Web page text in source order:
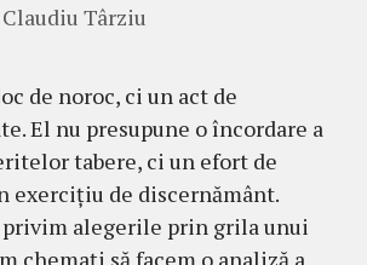
Claudiu Târziu
de noroc, ci un act de
El nu presupune o încordare a
tabere, ci un efort de
exercițiu de discernământ.
privim alegerile prin grila unui
chemați să facem o analiză a